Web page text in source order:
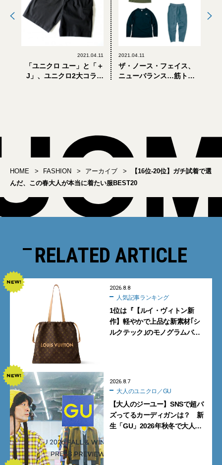
2021.04.11
「ユニクロ ユー」と「＋
J」、ユニクロ2大コラボ
2021.04.11
ザ・ノース・フェイス、
ニューバランス…筋トレ
HOME FASHION アーカイブ
【16位-20位】ガチ試着で選
んだ、この春大人が本当に着たい服BEST20
RELATED ARTICLE
2026.8.8
人気記事ランキング
1位は『【ルイ・ヴィトン新
作】軽やかで上品な新素材｢シ
ルクテック｣のモノグラムバッ
2026.8.7
大人のユニクロ／GU
【大人のジーユー】SNSで超バ
ズってるカーディガンは？ 新
生「GU」2026年秋冬で大人メ